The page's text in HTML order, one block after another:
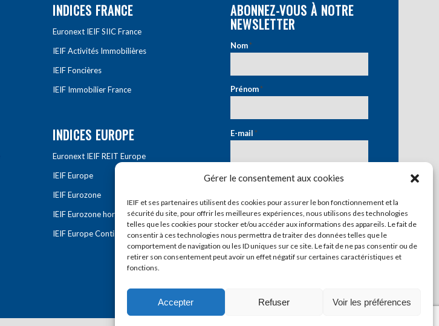
Gérer le consentement aux cookies
IEIF et ses partenaires utilisent des cookies pour assurer le bon fonctionnement et la
sécurité du site, pour offrir les meilleures expériences, nous utilisons des technologies
telles que les cookies pour stocker et/ou accéder aux informations des appareils. Le fait de
consentir à ces technologies nous permettra de traiter des données telles que le
comportement de navigation ou les ID uniques sur ce site. Le fait de ne pas consentir ou de
retirer son consentement peut avoir un effet négatif sur certaines caractéristiques et
fonctions.
Accepter Refuser Voir les préférences
INDICES FRANCE
Euronext IEIF SIIC France
IEIF Activités Immobilières
IEIF Foncières
IEIF Immobilier France
INDICES EUROPE
Euronext IEIF REIT Europe
IEIF Europe
IEIF Eurozone
IEIF Eurozone hors France
IEIF Europe Continentale
ABONNEZ-VOUS À NOTRE
NEWSLETTER
Nom*
Prénom*
E-mail*